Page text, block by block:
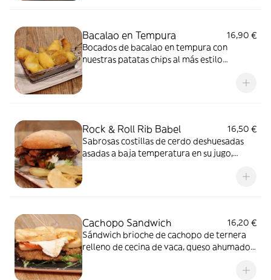
Bacalao en Tempura
16,90 €
Bocados de bacalao en tempura con
nuestras patatas chips al más estilo
Rock & Roll Rib Babel
16,50 €
Sabrosas costillas de cerdo deshuesadas
asadas a baja temperatura en su jugo,
nuestra salsa barbacoa. Alérgenos: Gluten,
Cachopo Sandwich
16,20 €
Sándwich brioche de cachopo de ternera
relleno de cecina de vaca, queso ahumado,
tomate a la brasa y huevo a la plancha con